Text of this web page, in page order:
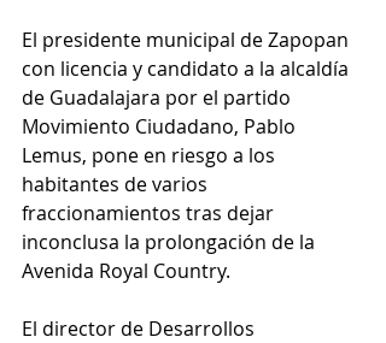
El presidente municipal de Zapopan
con licencia y candidato a la alcaldía
de Guadalajara por el partido
Movimiento Ciudadano, Pablo
Lemus, pone en riesgo a los
habitantes de varios
fraccionamientos tras dejar
inconclusa la prolongación de la
Avenida Royal Country.
El director de Desarrollos